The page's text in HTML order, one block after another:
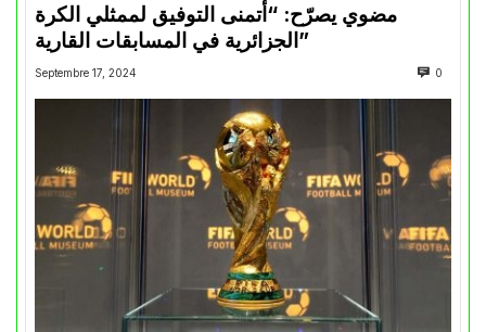
مضوي يصرّح: “أتمنى التوفيق لممثلي الكرة
الجزائرية في المسابقات القارية”
Septembre 17, 2024 0